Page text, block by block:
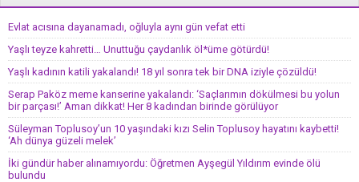
Evlat acısına dayanamadı, oğluyla aynı gün vefat etti
Yaşlı teyze kahretti… Unuttuğu çaydanlık öl*üme götürdü!
Yaşlı kadının katili yakalandı! 18 yıl sonra tek bir DNA iziyle çözüldü!
Serap Paköz meme kanserine yakalandı: ‘Saçlarımın dökülmesi bu yolun
bir parçası!’ Aman dikkat! Her 8 kadından birinde görülüyor
Süleyman Toplusoy’un 10 yaşındaki kızı Selin Toplusoy hayatını kaybetti!
‘Ah dünya güzeli melek’
İki gündür haber alınamıyordu: Öğretmen Ayşegül Yıldırım evinde ölü
bulundu